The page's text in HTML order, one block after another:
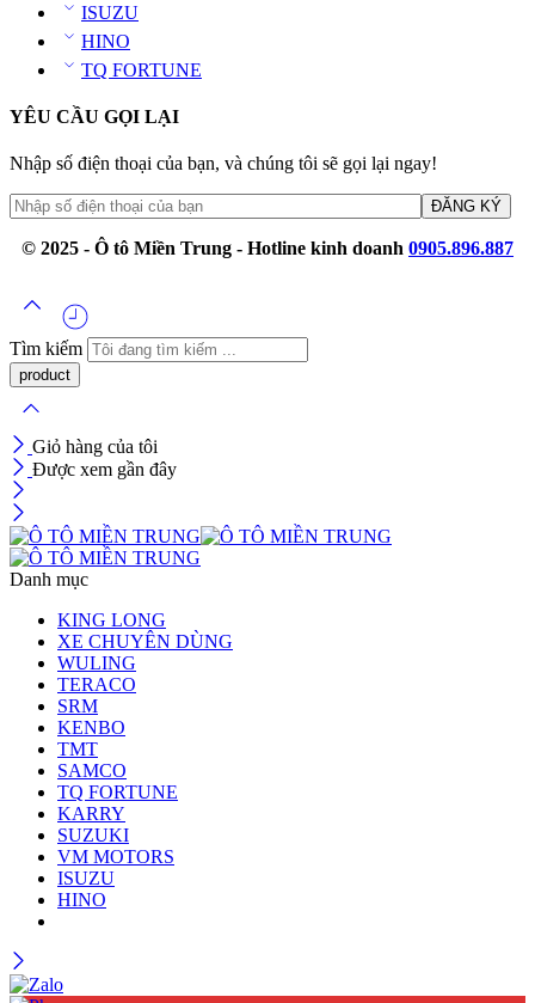
ISUZU
HINO
TQ FORTUNE
YÊU CẦU GỌI LẠI
Nhập số điện thoại của bạn, và chúng tôi sẽ gọi lại ngay!
© 2025 - Ô tô Miền Trung - Hotline kinh doanh 0905.896.887
Tìm kiếm
Giỏ hàng của tôi
Được xem gần đây
Danh mục
KING LONG
XE CHUYÊN DÙNG
WULING
TERACO
SRM
KENBO
TMT
SAMCO
TQ FORTUNE
KARRY
SUZUKI
VM MOTORS
ISUZU
HINO